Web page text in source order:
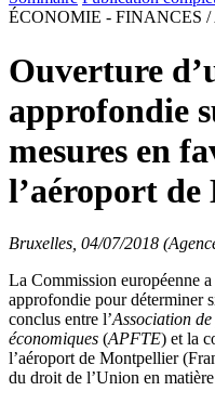
ÉCONOMIE - FINANCES /
Ouverture
approfondie
mesures en
l’aéroport
Bruxelles, 04/07/2018
La Commission européenne
approfondie pour déterminer
conclus entre l’Association
économiques (APFTE) et la
l’aéroport de Montpellier
du droit de l’Union en matière